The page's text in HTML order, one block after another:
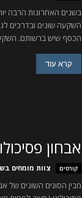
בשנים האחרונות הרבה
השקעה שונים ובדרכים
הכסף שיש ברשותם.
קרא עוד
אבחון
קורסים צוות מומחים
מבין הסוגים השונים של